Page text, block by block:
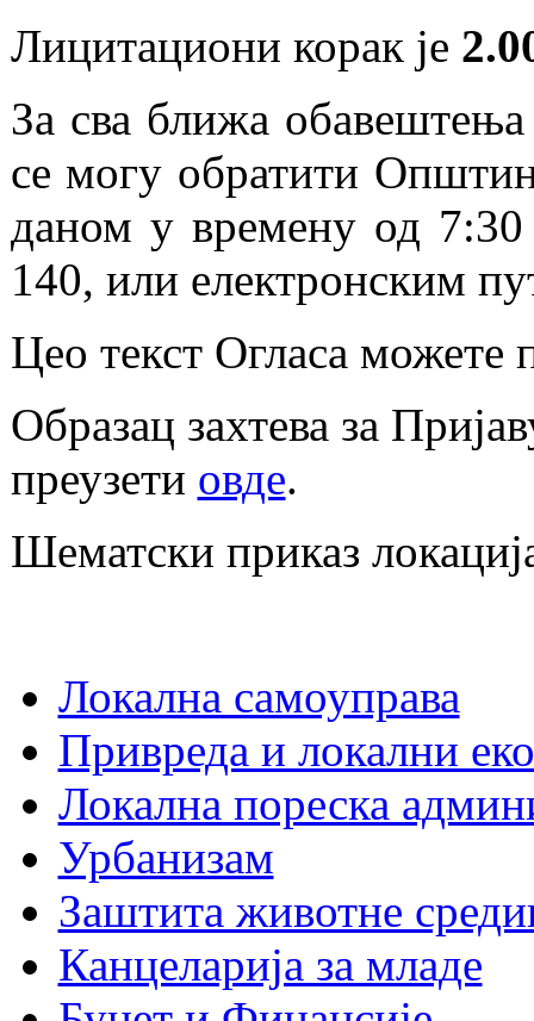
Лицитациони корак је
За сва ближа
се могу обратити
даном у времену од
140, или електронским
Цео текст Огласа можете
Образац захтева за
преузети овде.
Шематски приказ
Локална самоуправа
Привреда и локални
Локална пореска
Урбанизам
Заштита животне
Канцеларија за младе